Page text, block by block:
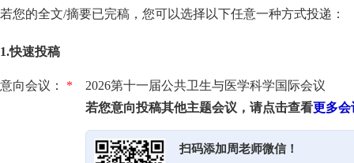
若您的全文/摘要已完稿，您可以选择以下任意一种方式投递：
1.快速投稿
意向会议： *
2026第十一届公共卫生与医学科学国际会议
若您意向投稿其他主题会议，请点击查看更多会
扫码添加周老师微信！